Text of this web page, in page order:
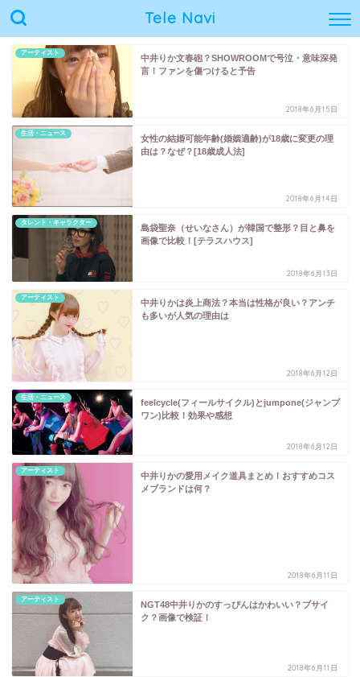
Tele Navi
アーティスト
中井りか文春砲？SHOWROOMで号泣・意味深発
言！ファンを傷つけると予告
2018年6月15日
生活・ニュース
女性の結婚可能年齢(婚姻適齢)が18歳に変更の理
由は？なぜ？[18歳成人法]
2018年6月14日
タレント・キャラクター
島袋聖奈（せいなさん）が韓国で整形？目と鼻を
画像で比較！[テラスハウス]
2018年6月13日
アーティスト
中井りかは炎上商法？本当は性格が良い？アンチ
も多いが人気の理由は
2018年6月12日
生活・ニュース
feelcycle(フィールサイクル)とjumpone(ジャンプ
ワン)比較！効果や感想
2018年6月12日
アーティスト
中井りかの愛用メイク道具まとめ！おすすめコス
メブランドは何？
2018年6月11日
アーティスト
NGT48中井りかのすっぴんはかわいい？ブサイ
ク？画像で検証！
2018年6月11日